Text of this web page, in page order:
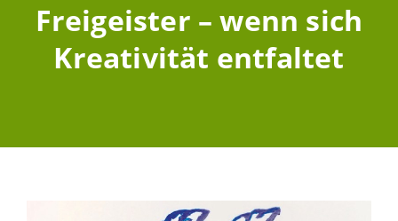
Freigeister – wenn sich
Kreativität entfaltet